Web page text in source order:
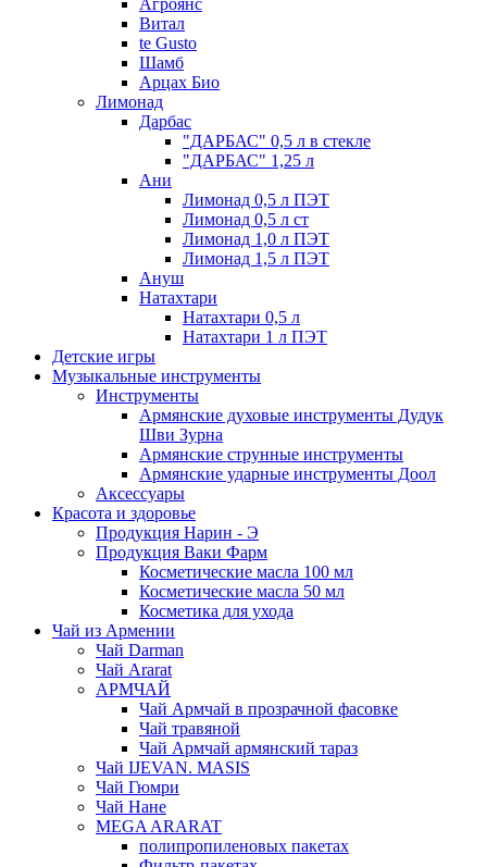
Агроянс
Витал
te Gusto
Шамб
Арцах Био
Лимонад
Дарбас
"ДАРБАС" 0,5 л в стекле
"ДАРБАС" 1,25 л
Ани
Лимонад 0,5 л ПЭТ
Лимонад 0,5 л ст
Лимонад 1,0 л ПЭТ
Лимонад 1,5 л ПЭТ
Ануш
Натахтари
Натахтари 0,5 л
Натахтари 1 л ПЭТ
Детские игры
Музыкальные инструменты
Инструменты
Армянские духовые инструменты Дудук
Шви Зурна
Армянские струнные инструменты
Армянские ударные инструменты Доол
Аксессуары
Красота и здоровье
Продукция Нарин - Э
Продукция Ваки Фарм
Косметические масла 100 мл
Косметические масла 50 мл
Косметика для ухода
Чай из Армении
Чай Darman
Чай Ararat
АРМЧАЙ
Чай Армчай в прозрачной фасовке
Чай травяной
Чай Армчай армянский тараз
Чай IJEVAN. MASIS
Чай Гюмри
Чай Нане
MEGA ARARAT
полипропиленовых пакетах